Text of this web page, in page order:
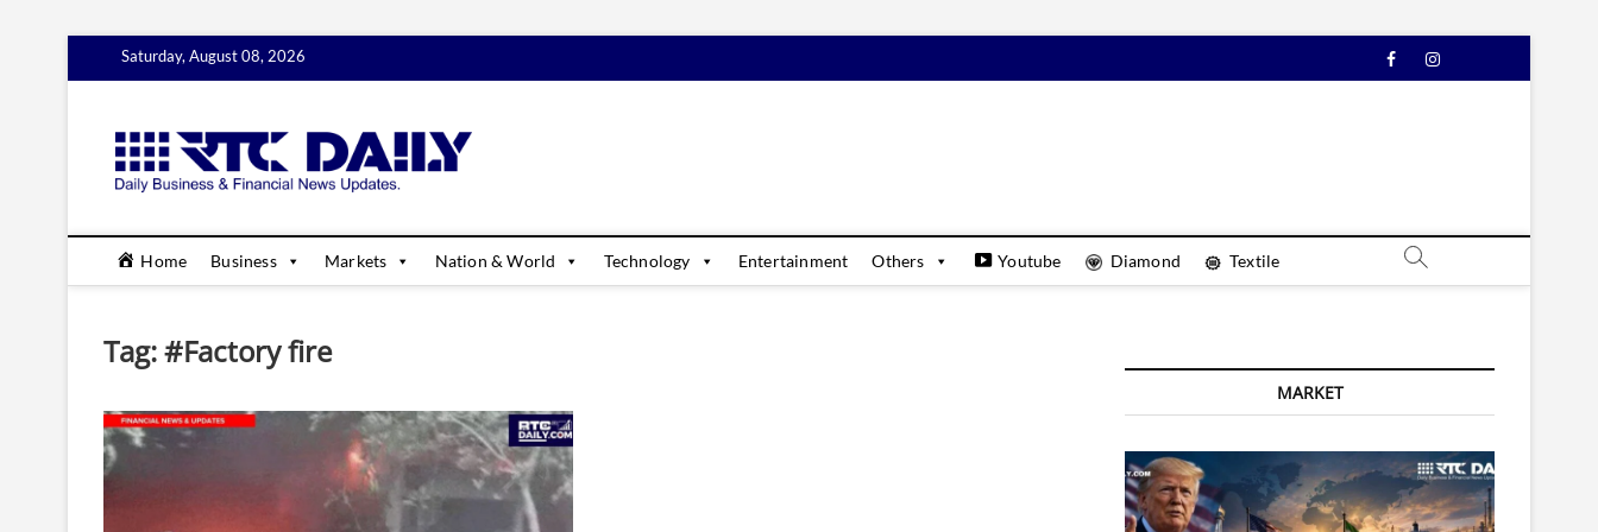
Saturday, August 08, 2026 FacebookInstagram
Home Business Markets Nation & World Technology Entertainment Others Youtube Diamond Textile
Tag:#Factory fire
MARKET